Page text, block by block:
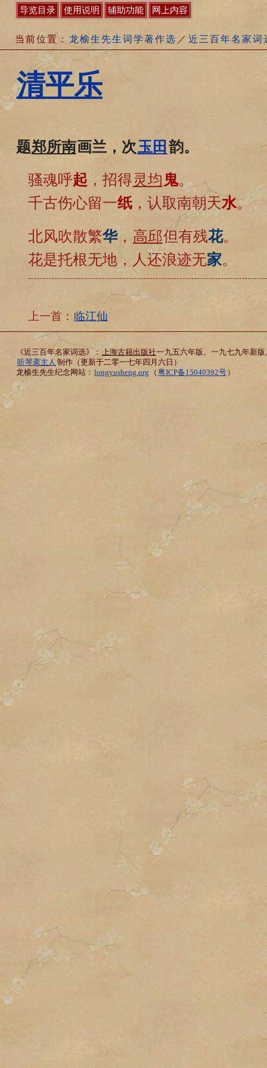
导览目录 使用说明 辅助功能 网上内容
当前位置： 龙榆生先生词学著作选 ／ 近三百年名家词
清平乐
题郑所南画兰，次玉田 韵。
骚魂呼起 ，招得灵均 鬼。
千古伤心留一纸，认取南朝天水。
北风吹散繁华， 高邱但有残花。
花是托根无地，人还浪迹无家。
上一首： 临江仙
《近三百年名家词选》： 上海古籍出版社一九五六年版、一九七九年新版
听琴斋主人 制作（更新于二零一七年四月六日）
龙榆生先生纪念网站： longyusheng.org （ 粤ICP备15040392号 ）